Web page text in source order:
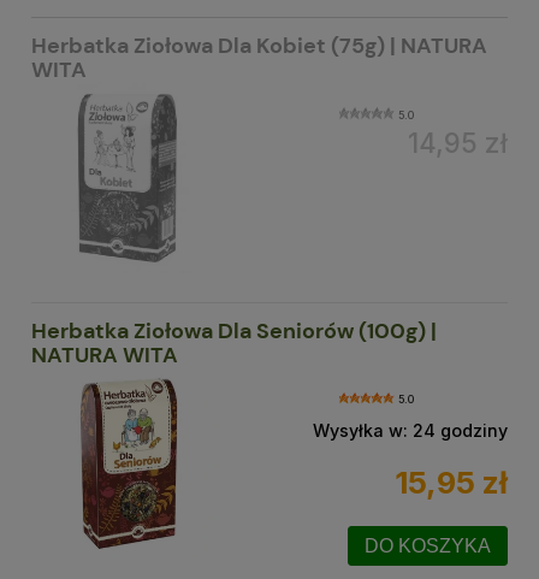
Herbatka Ziołowa Dla Kobiet (75g) | NATURA
WITA
5.0
14,95 zł
Herbatka Ziołowa Dla Seniorów (100g) |
NATURA WITA
5.0
Wysyłka w: 24 godziny
15,95 zł
DO KOSZYKA